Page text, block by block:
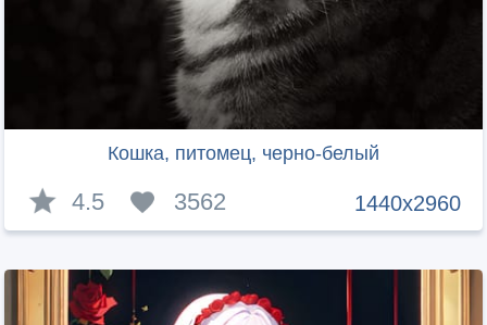
Кошка, питомец, черно-белый
1440x2960
4.5 3562